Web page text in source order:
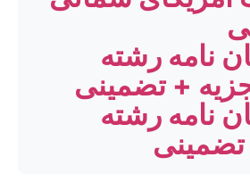
نامه رشته
+ تضمینی
نامه رشته
تضمینی